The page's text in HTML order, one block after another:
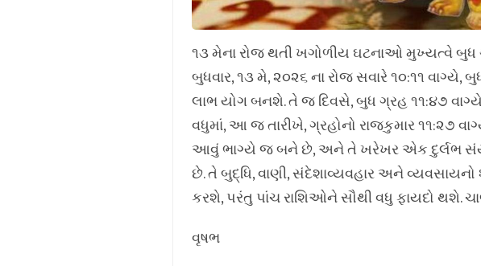
૧૩ મેના રોજ થતી ખગોળીય ઘટનાઓ મુખ્યત્વે
બુધવાર, ૧૩ મે, ૨૦૨૬ ના રોજ સવારે ૧૦:૧૧
લાભ યોગ બનશે. તે જ દિવસે, બુધ ગ્રહ ૧૧:૪૭
વધુમાં, આ જ તારીખે, ગ્રહોનો રાજકુમાર ૧૧:૨૭
આવું ભાગ્યે જ બને છે, અને તે ખરેખર એક દુર્લભ
છે. તે બુદ્ધિ, વાણી, સંદેશાવ્યવહાર અને
કરશે, પરંતુ પાંચ રાશિઓને સૌથી વધુ ફાયદો થશે.
વૃષભ